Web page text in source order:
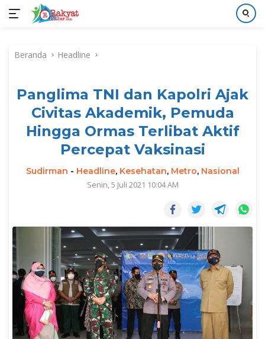
kontenBeranda Headline
Panglima TNI dan Kapolri Ajak
Civitas Akademik, Pemuda
Hingga Ormas Terlibat Aktif
Percepat Vaksinasi
Sudirman - Headline, Kesehatan, Metro, Nasional
Senin, 5 Juli 2021 10:04 AM